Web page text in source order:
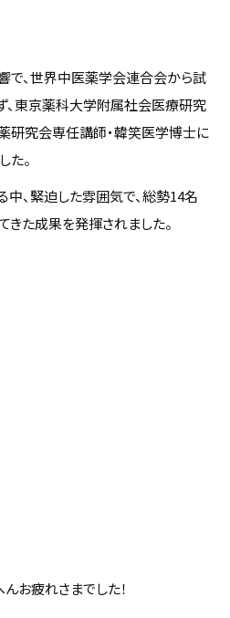
で、世界中医薬学会連合会から試
、東京薬科大学附属社会医療研究
研究会専任講師・韓笑医学博士に
た。
、緊迫した雰囲気で、総勢14名
た成果を発揮されました。
お疲れさまでした！